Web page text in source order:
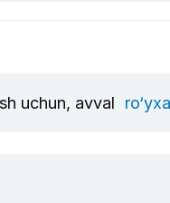
uchun, avval